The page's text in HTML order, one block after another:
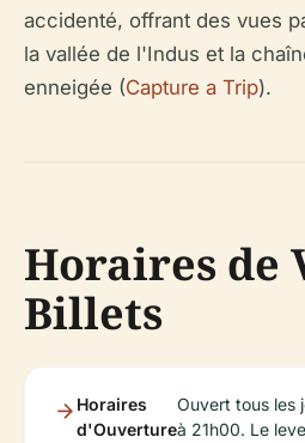
accidenté, offrant des vues
la vallée de l'Indus et la
enneigée (Capture a Trip).
Horaires de
Billets
Horaires
d'Ouverture
Ouvert tous les
à 21h00. Le